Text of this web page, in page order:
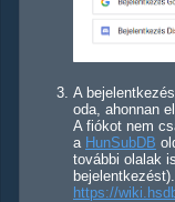
A
oda, ahonnan
A fiókot nem
a HunSubDB
további olalak
https://